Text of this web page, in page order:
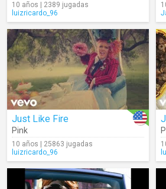
10 años | 2389 jugadas
luizricardo_96
Just Like Fire
Pink
10 años | 25863 jugadas
luizricardo_96